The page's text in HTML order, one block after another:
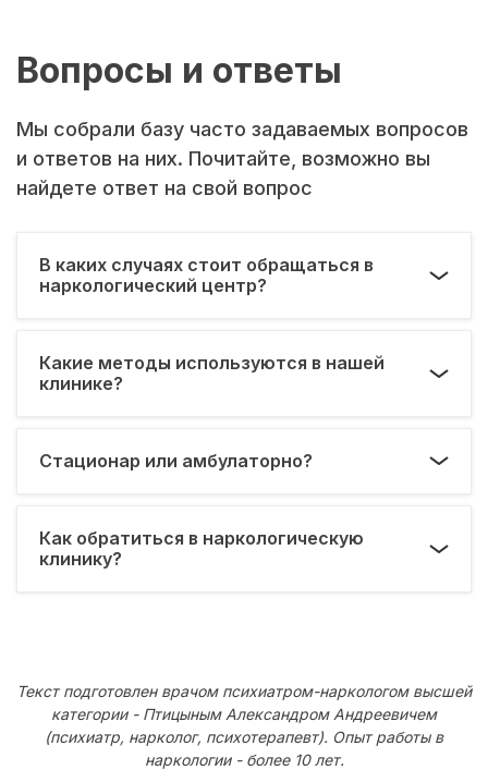
Вопросы и ответы
Мы собрали базу часто задаваемых вопросов
и ответов на них. Почитайте, возможно вы
найдете ответ на свой вопрос
В каких случаях стоит обращаться в
наркологический центр?
Какие методы используются в нашей
клинике?
Стационар или амбулаторно?
Как обратиться в наркологическую
клинику?
Текст подготовлен врачом психиатром-наркологом высшей
категории - Птицыным Александром Андреевичем
(психиатр, нарколог, психотерапевт). Опыт работы в
наркологии - более 10 лет.